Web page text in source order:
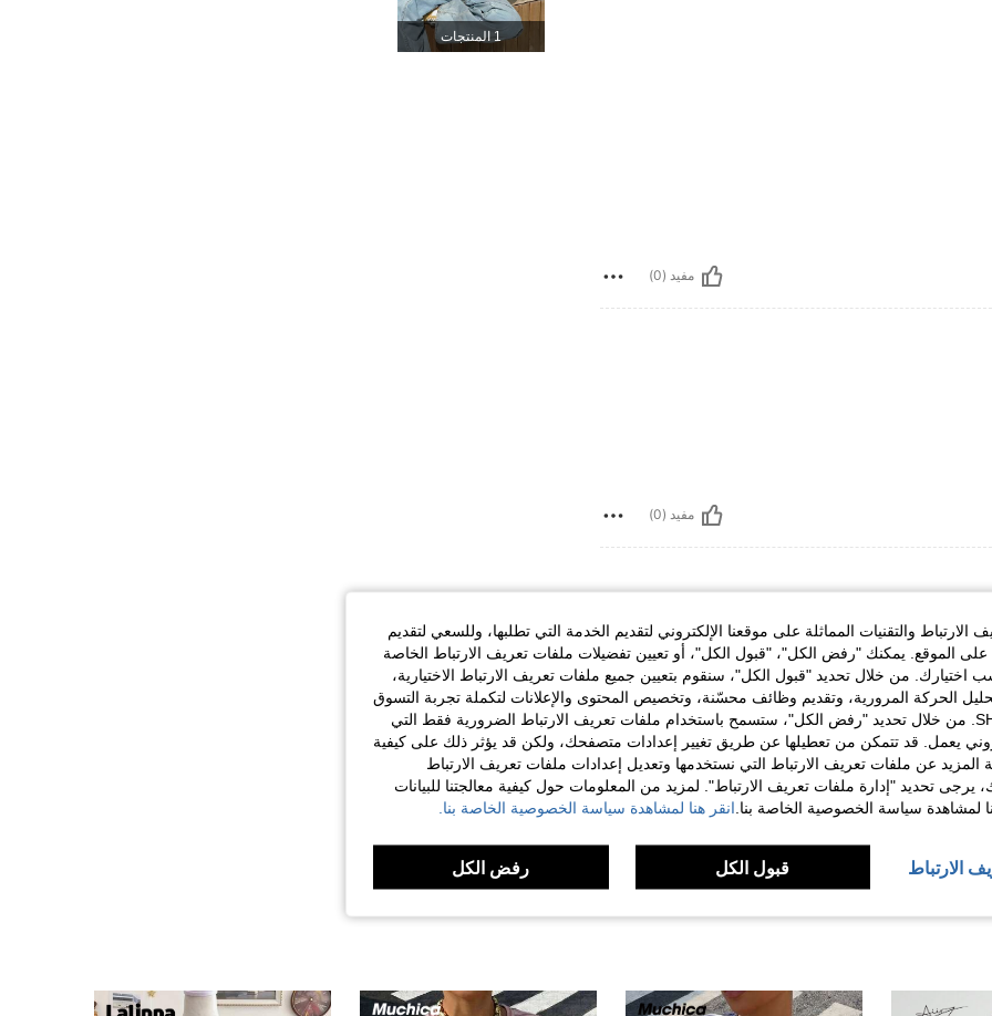
مفيد (0)
مفيد (0)
مفيد (0)
1 المنتجات
والتقنيات المماثلة على موقعنا الإلكتروني لتقديم الخدمة التي تطلبها، وللسعي لتقديم
الموقع. يمكنك "رفض الكل"، "قبول الكل"، أو تعيين تفضيلات ملفات تعريف الارتباط الخاصة
من خلال تحديد "قبول الكل"، سنقوم بتعيين جميع ملفات تعريف الارتباط الاختيارية،
الحركة المرورية، وتقديم وظائف محسّنة، وتخصيص المحتوى والإعلانات لتكملة تجربة التسوق
الخاصة بك مع SHEIN. من خلال تحديد "رفض الكل"، ستسمح باستخدام ملفات تعريف الارتباط الضرورية فقط التي
يعمل. قد تتمكن من تعطيلها عن طريق تغيير إعدادات متصفحك، ولكن قد يؤثر ذلك على كيفية
المزيد عن ملفات تعريف الارتباط التي نستخدمها وتعديل إعدادات ملفات تعريف الارتباط
يرجى تحديد "إدارة ملفات تعريف الارتباط". لمزيد من المعلومات حول كيفية معالجتنا للبيانات
لمشاهدة سياسة الخصوصية الخاصة بنا. انقر هنا لمشاهدة سياسة الخصوصية الخاصة بنا.
الارتباط قبول الكل رفض الكل